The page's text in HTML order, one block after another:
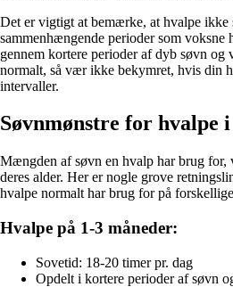
Det er vigtigt at bemærke, at hvalpe ikke
sammenhængende perioder som voksne
gennem kortere perioder af dyb søvn og
normalt, så vær ikke bekymret, hvis din
intervaller.
Søvnmønstre for hvalpe
Mængden af ​​søvn en hvalp har brug for,
deres alder. Her er nogle grove
hvalpe normalt har brug for på
Hvalpe på 1-3 måneder:
Sovetid: 18-20 timer pr. dag
Opdelt i kortere perioder af søvn